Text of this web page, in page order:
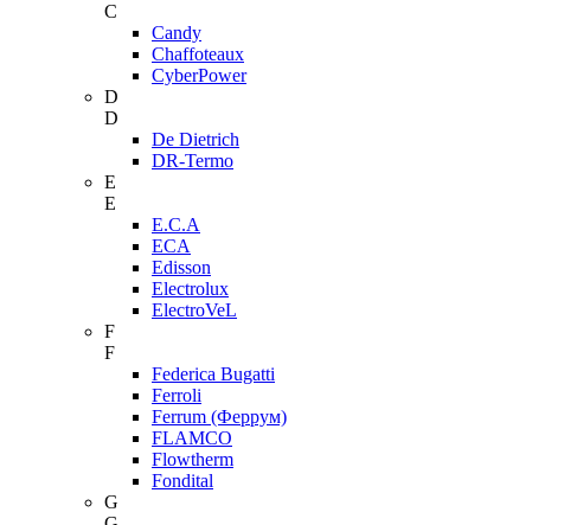
C
Candy
Chaffoteaux
CyberPower
D
D
De Dietrich
DR-Termo
E
E
E.C.A
ECA
Edisson
Electrolux
ElectroVeL
F
F
Federica Bugatti
Ferroli
Ferrum (Феррум)
FLAMCO
Flowtherm
Fondital
G